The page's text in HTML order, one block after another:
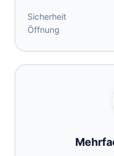
Sicherheit
Öffnung